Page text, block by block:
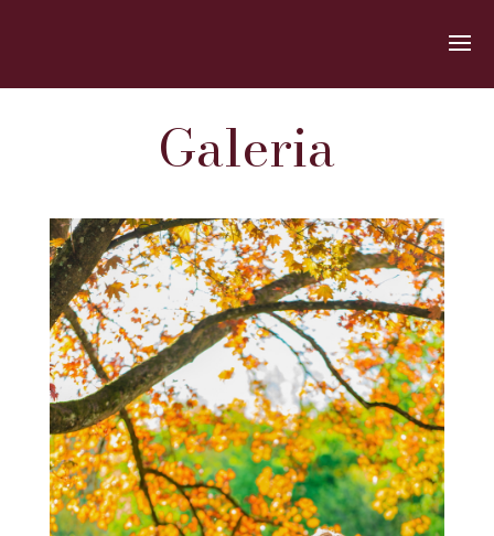
Galeria